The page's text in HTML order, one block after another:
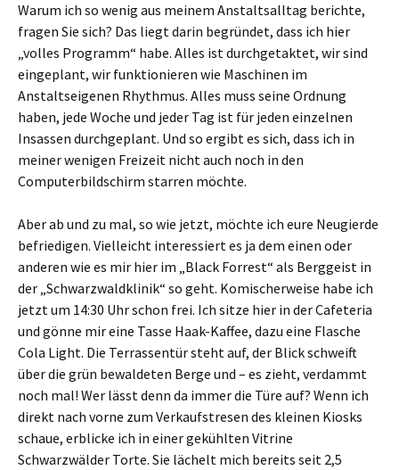
Warum ich so wenig aus meinem Anstaltsalltag berichte,
fragen Sie sich? Das liegt darin begründet, dass ich hier
„volles Programm“ habe. Alles ist durchgetaktet, wir sind
eingeplant, wir funktionieren wie Maschinen im
Anstaltseigenen Rhythmus. Alles muss seine Ordnung
haben, jede Woche und jeder Tag ist für jeden einzelnen
Insassen durchgeplant. Und so ergibt es sich, dass ich in
meiner wenigen Freizeit nicht auch noch in den
Computerbildschirm starren möchte.
Aber ab und zu mal, so wie jetzt, möchte ich eure Neugierde
befriedigen. Vielleicht interessiert es ja dem einen oder
anderen wie es mir hier im „Black Forrest“ als Berggeist in
der „Schwarzwaldklinik“ so geht. Komischerweise habe ich
jetzt um 14:30 Uhr schon frei. Ich sitze hier in der Cafeteria
und gönne mir eine Tasse Haak-Kaffee, dazu eine Flasche
Cola Light. Die Terrassentür steht auf, der Blick schweift
über die grün bewaldeten Berge und – es zieht, verdammt
noch mal! Wer lässt denn da immer die Türe auf? Wenn ich
direkt nach vorne zum Verkaufstresen des kleinen Kiosks
schaue, erblicke ich in einer gekühlten Vitrine
Schwarzwälder Torte. Sie lächelt mich bereits seit 2,5